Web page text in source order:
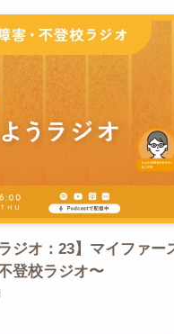
ジオ：23】マイファ
登校ラジオ〜